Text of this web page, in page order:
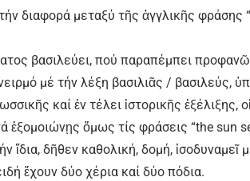
διαφορά μεταξύ τῆς ἀγγλικῆς φράσης
βασιλεύει, πού παραπέμπει
μέ τήν λέξη βασιλιᾶς / βασιλεύς,
καί ἐν τέλει ἱστορικῆς
ἐξομοιώνῃς ὅμως τίς φράσεις “the sun
ἴδια, δῆθεν καθολική, δομή, ἰσοδυναμεῖ
ἔχουν δύο χέρια καί δύο πόδια.